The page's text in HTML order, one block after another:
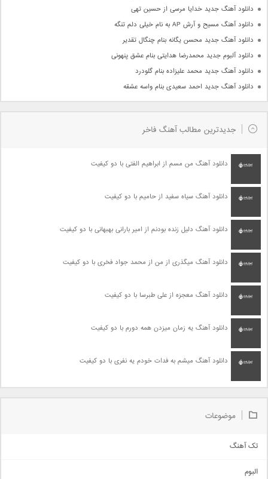
دانلود آهنگ جدید خدایا مرسی از حسین تهی
دانلود آهنگ مسیح و آرش AP به نام خیلی دلم تنگه
دانلود آهنگ جدید محسن یگانه بنام چنگال تقدیر
دانلود آلبوم جدید محمدرضا هدایتی بنام عشق پنهونی
دانلود آهنگ جدید محمد علیزاده بنام گلودرد
دانلود آهنگ جدید احمد سعیدی بنام واسه عشقه
جدیدترین مطالب آهنگ فاخر
دانلود آهنگ من مسم از ابراهیم الفتی با دو کیفیت
دانلود آهنگ سیاه سفید از حامیم با دو کیفیت
دانلود آهنگ دلیل زنده بودنم از امیر بارانی بهبهانی با دو کیفیت
دانلود آهنگ میگذری از من از محمد جواد فخری با دو کیفیت
دانلود آهنگ معجزه از علی طبرسا با دو کیفیت
دانلود آهنگ یه زمان میزدن همه دورم با دو کیفیت
دانلود آهنگ میشم به فدات خودم یه نفری با دو کیفیت
موضوعات
تک آهنگ
البوم